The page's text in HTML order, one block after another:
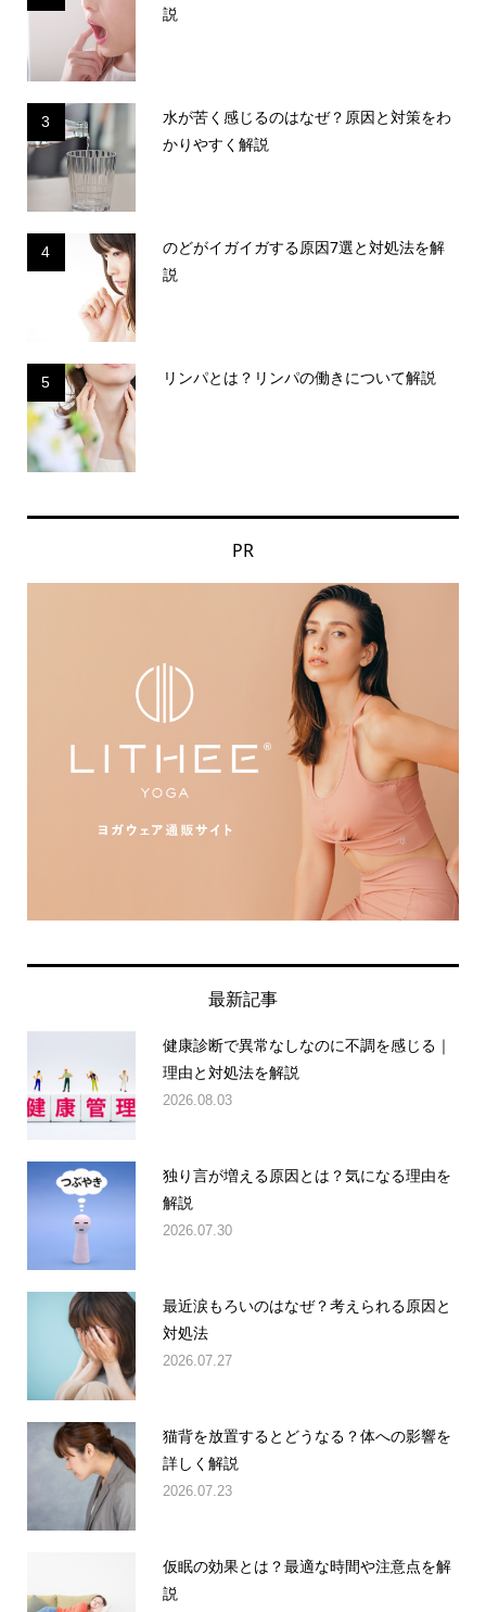
説
3
水が苦く感じるのはなぜ？原因と対策をわ
かりやすく解説
4
のどがイガイガする原因7選と対処法を解
説
5 リンパとは？リンパの働きについて解説
PR
最新記事
健康診断で異常なしなのに不調を感じる｜
理由と対処法を解説
2026.08.03
独り言が増える原因とは？気になる理由を
解説
2026.07.30
最近涙もろいのはなぜ？考えられる原因と
対処法
2026.07.27
猫背を放置するとどうなる？体への影響を
詳しく解説
2026.07.23
仮眠の効果とは？最適な時間や注意点を解
説